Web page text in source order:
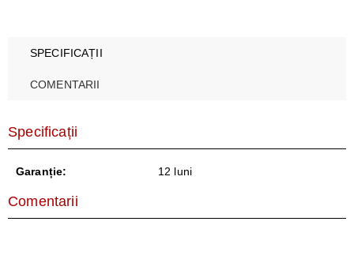
SPECIFICAȚII
COMENTARII
Specificații
Garanție: 12 luni
Comentarii